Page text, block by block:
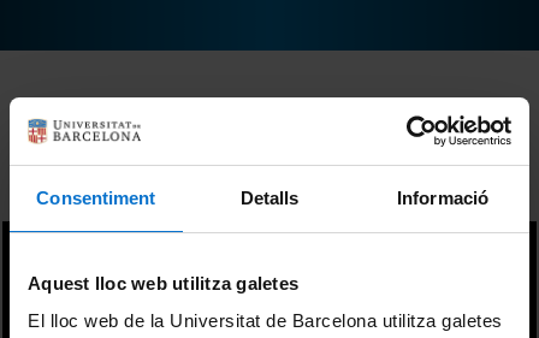
Consentiment Detalls Informació
Aquest lloc web utilitza galetes
El lloc web de la Universitat de Barcelona utilitza galetes
Ordenar